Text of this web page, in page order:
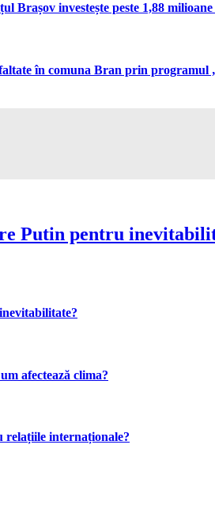
Brașov investește peste 1,88
în comuna Bran prin programul
Putin pentru
afectează clima?
relațiile internaționale?